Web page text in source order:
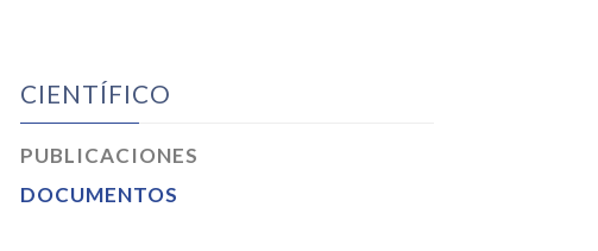
CIENTÍFICO
PUBLICACIONES
DOCUMENTOS